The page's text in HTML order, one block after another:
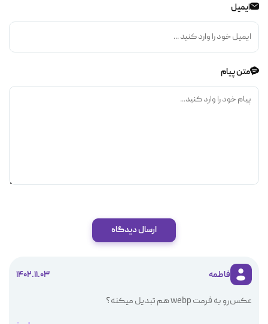
ایمیل
متن پیام
ارسال دیدگاه
فاطمه 1402.11.03
عکس‌رو به فرمت webp هم تبدیل میکنه؟